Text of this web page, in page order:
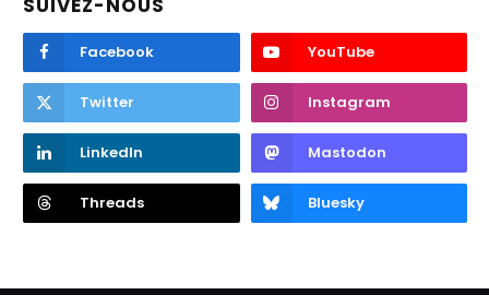
SUIVEZ-NOUS
Facebook YouTube
Twitter Instagram
LinkedIn Mastodon
Threads Bluesky